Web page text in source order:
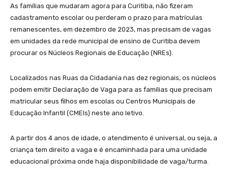
As famílias que mudaram agora para Curitiba, não fizeram
cadastramento escolar ou perderam o prazo para matrículas
remanescentes, em dezembro de 2023, mas precisam de vagas
em unidades da rede municipal de ensino de Curitiba devem
procurar os Núcleos Regionais de Educação (NREs).
Localizados nas Ruas da Cidadania nas dez regionais, os núcleos
podem emitir Declaração de Vaga para as famílias que precisam
matricular seus filhos em escolas ou Centros Municipais de
Educação Infantil (CMEIs) neste ano letivo.
A partir dos 4 anos de idade, o atendimento é universal, ou seja, a
criança tem direito a vaga e é encaminhada para uma unidade
educacional próxima onde haja disponibilidade de vaga/turma.